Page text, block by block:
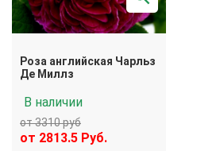
Роза английская Чарльз
Де Миллз
В наличии
от 3310 руб
от 2813.5 Руб.